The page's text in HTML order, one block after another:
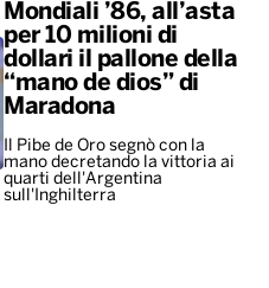
Mondiali ’86, all’asta
per 10 milioni di
dollari il pallone della
“mano de dios” di
Maradona
Il Pibe de Oro segnò con la
mano decretando la vittoria ai
quarti dell'Argentina
sull'Inghilterra